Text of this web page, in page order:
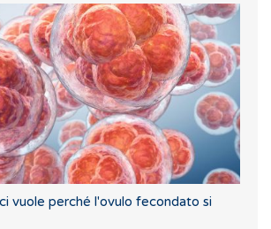
vuole perché l'ovulo fecondato si